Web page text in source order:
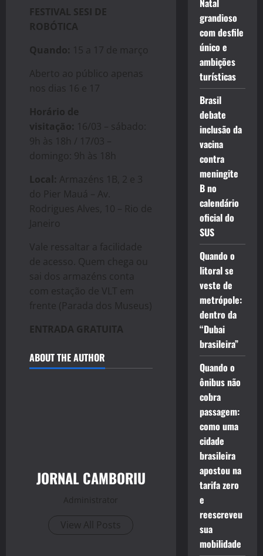
FESTIVAL SESI DE
ROBÓTICA
Quando: 15 a 17 de março
Aberto ao público apenas
nos dias 16 e 17
Horário de
visitação: 16/03 – sábado:
9h às 18h / 17/03 –
domingo: 9h às 18h
Local: Armazéns 1B, 2 e 3
do Pier Mauá – Av.
Rodrigues Alves, 10 – Rio de
Janeiro
Vale ressaltar a facilidade
de acesso. Quem chega ou
sai dos armazéns conta
com estação de VLT em
frente (Parada dos Museus)
ENTRADA GRATUITA
ABOUT THE AUTHOR
JORNAL CAMBORIU
Administrator
View All Posts
Natal
grandioso
com desfile
único e
ambições
turísticas
Brasil
debate
inclusão da
vacina
contra
meningite
B no
calendário
oficial do
SUS
Quando o
litoral se
veste de
metrópole:
dentro da
“Dubai
brasileira”
Quando o
ônibus não
cobra
passagem:
como uma
cidade
brasileira
apostou na
tarifa zero
e
reescreveu
sua
mobilidade